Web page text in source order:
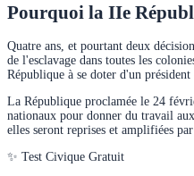
Pourquoi la IIe
Quatre ans, et pourtant deux
de l'esclavage dans toutes les
République à se doter d'un
La République proclamée le 24
nationaux pour donner du travail
elles seront reprises et amplifiées
✨ Test Civique Gratuit